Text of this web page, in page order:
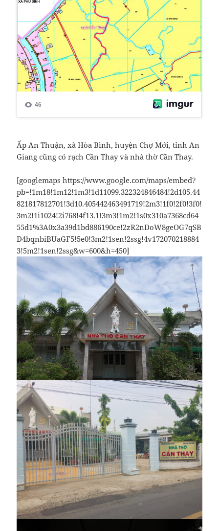
Ấp An Thuận, xã Hòa Bình, huyện Chợ Mới, tỉnh An
Giang cũng có rạch Cần Thay và nhà thờ Cần Thay.
[googlemaps https://www.google.com/maps/embed?
pb=!1m18!1m12!1m3!1d11099.322324846484!2d105.44
821817812701!3d10.405442463491719!2m3!1f0!2f0!3f0!
3m2!1i1024!2i768!4f13.1!3m3!1m2!1s0x310a7368cd64
55d1%3A0x3a39d1bd886190ce!2zR2nDoW8geOG7qSB
D4bqnbiBUaGF5!5e0!3m2!1sen!2ssg!4v172070218884
3!5m2!1sen!2ssg&w=600&h=450]